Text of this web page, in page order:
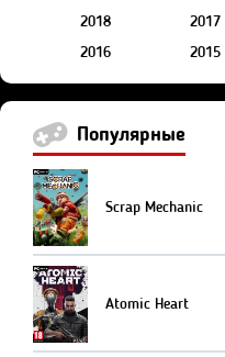
2018
2017
2016
2015
Популярные
Scrap Mechanic
Atomic Heart